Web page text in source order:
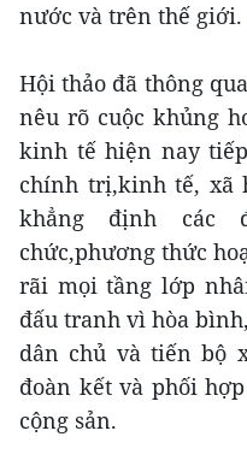
nước và trên thế giới.
Hội thảo đã thông
nêu rõ cuộc khủng
kinh tế hiện nay
chính trị,kinh tế, xã
khẳng định các
chức,phương thức
rãi mọi tầng lớp
đấu tranh vì hòa
dân chủ và tiến bộ
đoàn kết và phối
cộng sản.